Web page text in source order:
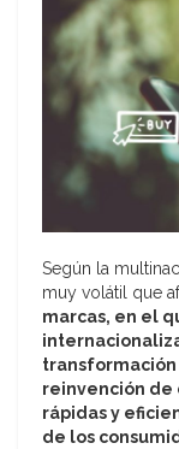
Según la
muy volátil que
marcas, en el
transformación
reinvención de
rápidas y
de los